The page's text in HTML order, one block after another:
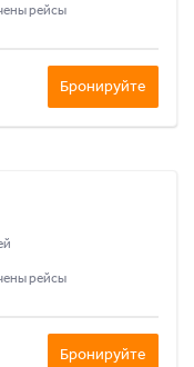
рейсы
Бронируйте
рейсы
Бронируйте